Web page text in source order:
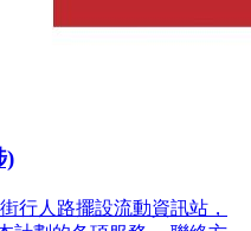
)
行人路擺設流動資訊站，